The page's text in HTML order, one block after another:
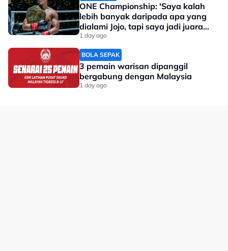
ONE Championship: 'Saya kalah
lebih banyak daripada apa yang
dialami Jojo, tapi saya jadi juara
dunia'
1 day ago
BOLA SEPAK
3 pemain warisan dipanggil
bergabung dengan Malaysia
1 day ago